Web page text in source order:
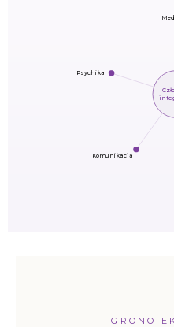
Komunikacja
Psychika
— GRONO